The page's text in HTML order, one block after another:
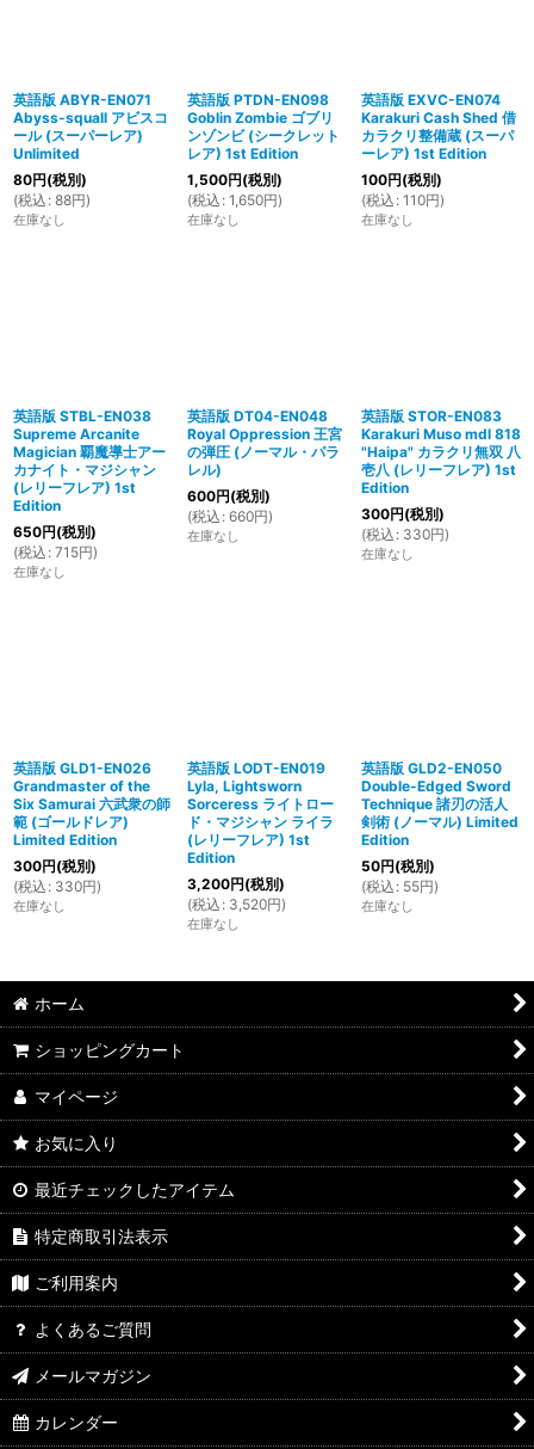
英語版 ABYR-EN071
Abyss-squall アビスコ
ール (スーパーレア)
Unlimited
80円(税別)
(税込 : 88円)
在庫なし
英語版 PTDN-EN098
Goblin Zombie ゴブリ
ンゾンビ (シークレット
レア) 1st Edition
1,500円(税別)
(税込 : 1,650円)
在庫なし
英語版 EXVC-EN074
Karakuri Cash Shed 借
カラクリ整備蔵 (スーパ
ーレア) 1st Edition
100円(税別)
(税込 : 110円)
在庫なし
英語版 STBL-EN038
Supreme Arcanite
Magician 覇魔導士アー
カナイト・マジシャン
(レリーフレア) 1st
Edition
650円(税別)
(税込 : 715円)
在庫なし
英語版 DT04-EN048
Royal Oppression 王宮
の弾圧 (ノーマル・パラ
レル)
600円(税別)
(税込 : 660円)
在庫なし
英語版 STOR-EN083
Karakuri Muso mdl 818
"Haipa" カラクリ無双 八
壱八 (レリーフレア) 1st
Edition
300円(税別)
(税込 : 330円)
在庫なし
英語版 GLD1-EN026
Grandmaster of the
Six Samurai 六武衆の師
範 (ゴールドレア)
Limited Edition
300円(税別)
(税込 : 330円)
在庫なし
英語版 LODT-EN019
Lyla, Lightsworn
Sorceress ライトロー
ド・マジシャン ライラ
(レリーフレア) 1st
Edition
3,200円(税別)
(税込 : 3,520円)
在庫なし
英語版 GLD2-EN050
Double-Edged Sword
Technique 諸刃の活人
剣術 (ノーマル) Limited
Edition
50円(税別)
(税込 : 55円)
在庫なし
ホーム
ショッピングカート
マイページ
お気に入り
最近チェックしたアイテム
特定商取引法表示
ご利用案内
よくあるご質問
メールマガジン
カレンダー